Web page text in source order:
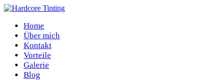
Home
Über mich
Kontakt
Vorteile
Galerie
Blog